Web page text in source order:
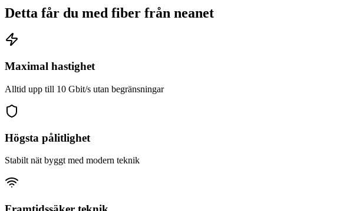
Detta får du med fiber från neanet
Maximal hastighet
Alltid upp till 10 Gbit/s utan begränsningar
Högsta pålitlighet
Stabilt nät byggt med modern teknik